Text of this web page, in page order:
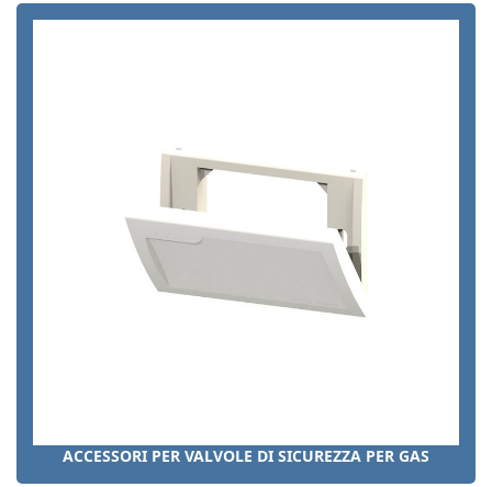
ACCESSORI PER VALVOLE DI SICUREZZA PER GAS